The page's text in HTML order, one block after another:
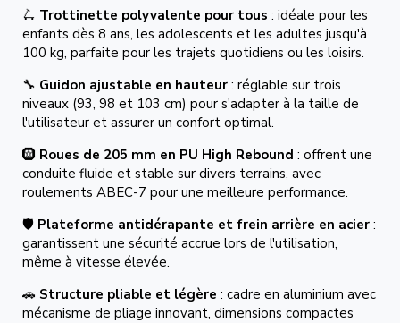
🛴 Trottinette polyvalente pour tous : idéale pour les
enfants dès 8 ans, les adolescents et les adultes jusqu'à
100 kg, parfaite pour les trajets quotidiens ou les loisirs.
🔧 Guidon ajustable en hauteur : réglable sur trois
niveaux (93, 98 et 103 cm) pour s'adapter à la taille de
l'utilisateur et assurer un confort optimal.
🛞 Roues de 205 mm en PU High Rebound : offrent une
conduite fluide et stable sur divers terrains, avec
roulements ABEC-7 pour une meilleure performance.
🛡️ Plateforme antidérapante et frein arrière en acier :
garantissent une sécurité accrue lors de l'utilisation,
même à vitesse élevée.
🚗 Structure pliable et légère : cadre en aluminium avec
mécanisme de pliage innovant, dimensions compactes